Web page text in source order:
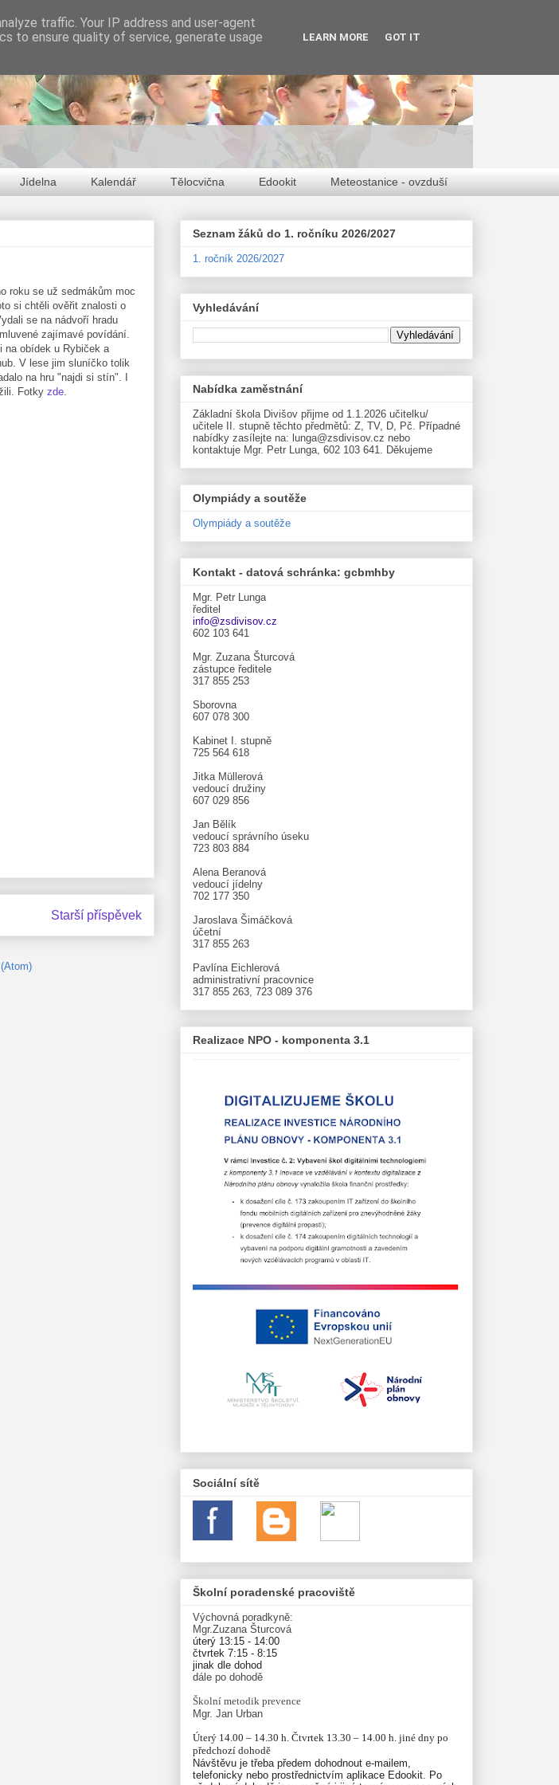
Jídelna Kalendář Tělocvična Edookit Meteostanice - ovzduší
roku se už sedmákům moc
si chtěli ověřit znalosti o
se na nádvoří hradu
zajímavé povídání.
na obídek u Rybiček a
V lese jim sluníčko tolik
na hru "najdi si stín". I
Fotky zde
Starší příspěvek
Seznam žáků do 1. ročníku 2026/2027
1. ročník 2026/2027
Vyhledávání
Nabídka zaměstnání
Základní škola Divišov přijme od 1.1.2026 učitelku/
učitele II. stupně těchto předmětů: Z, TV, D, Pč. Případné
nabídky zasílejte na: lunga@zsdivisov.cz nebo
kontaktuje Mgr. Petr Lunga, 602 103 641. Děkujeme
Olympiády a soutěže
Olympiády a soutěže
Kontakt - datová schránka: gcbmhby
Mgr. Petr Lunga
ředitel
info@zsdivisov.cz
602 103 641
Mgr. Zuzana Šturcová
zástupce ředitele
317 855 253
Sborovna
607 078 300
Kabinet I. stupně
725 564 618
Jitka Müllerová
vedoucí družiny
607 029 856
Jan Bělík
vedoucí správního úseku
723 803 884
Alena Beranová
vedoucí jídelny
702 177 350
Jaroslava Šimáčková
účetní
317 855 263
Pavlína Eichlerová
administrativní pracovnice
317 855 263, 723 089 376
Realizace NPO - komponenta 3.1
Sociální sítě
Školní poradenské pracoviště
Výchovná poradkyně:
Mgr.Zuzana Šturcová
úterý 13:15 - 14:00
čtvrtek 7:15 - 8:15
jinak dle dohod
dále po dohodě
Školní metodik prevence
Mgr. Jan Urban
Úterý 14.00 – 14.30 h. Čtvrtek 13.30 – 14.00 h. jiné dny po
předchozí dohodě
Návštěvu je třeba předem dohodnout e-mailem,
telefonicky nebo prostřednictvím aplikace Edookit. Po
traffic. Your IP address and user-agent
to ensure quality of service, generate usage
LEARN MORE GOT IT